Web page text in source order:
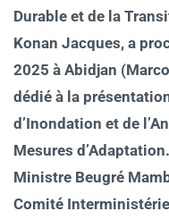
Durable et de la
Konan Jacques, a
2025 à Abidjan
dédié à la
d’Inondation et de
Mesures
Ministre Beugré
Comité